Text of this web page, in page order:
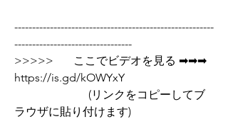
--------------------------------------------------------
---------------------------------
>>>>>       ここでビデオを見る ➡➡➡
https://is.gd/kOWYxY
ラウザに貼り付けます)